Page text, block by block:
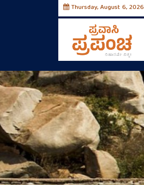
Thursday, August 6, 2026
ಟ್ರಾವೆಲ್ಸ್ ಉದ್ಯಮಕ್ಕೆ ಹೊಸ ಸವಾಲು